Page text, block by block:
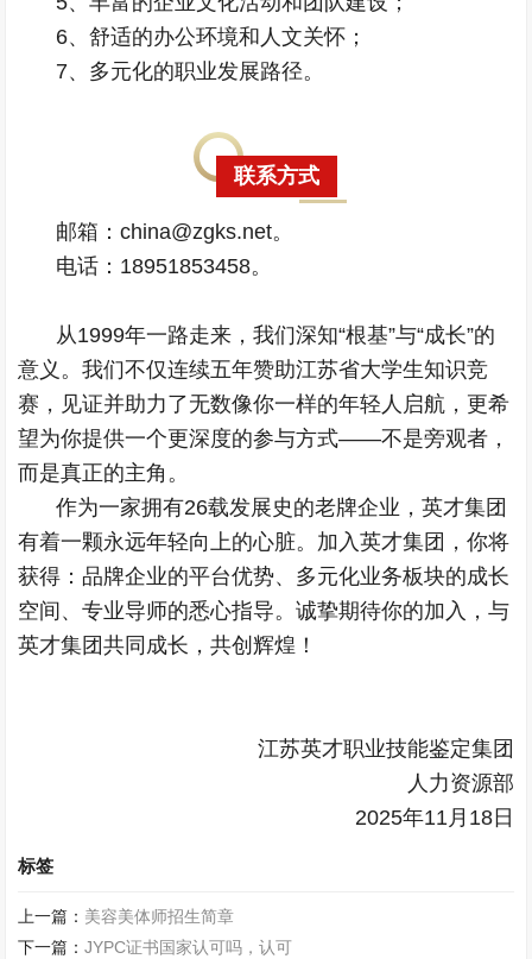
6、舒适的办公环境和人文关怀；
7、多元化的职业发展路径。
联系方式
邮箱：china@zgks.net。
电话：18951853458。
从1999年一路走来，我们深知“根基”与“成长”的
意义。我们不仅连续五年赞助江苏省大学生知识竞
赛，见证并助力了无数像你一样的年轻人启航，更希
望为你提供一个更深度的参与方式——不是旁观者，
而是真正的主角。
作为一家拥有26载发展史的老牌企业，英才集团
有着一颗永远年轻向上的心脏。加入英才集团，你将
获得：品牌企业的平台优势、多元化业务板块的成长
空间、专业导师的悉心指导。诚挚期待你的加入，与
英才集团共同成长，共创辉煌！
江苏英才职业技能鉴定集团
人力资源部
2025年11月18日
标签
上一篇： 美容美体师招生简章
下一篇：JYPC证书国家认可吗，认可